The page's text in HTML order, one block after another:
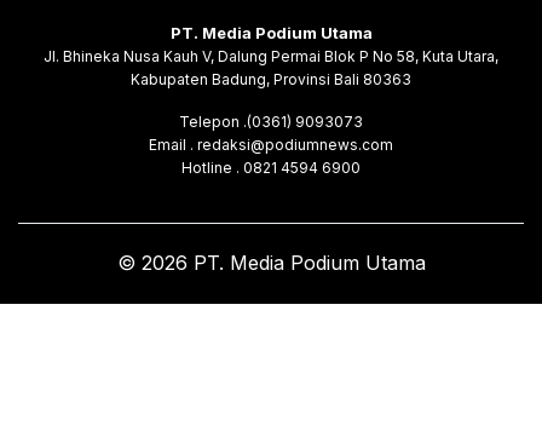
PT. Media Podium Utama
Jl. Bhineka Nusa Kauh V, Dalung Permai Blok P No 58, Kuta Utara,
Kabupaten Badung, Provinsi Bali 80363
Telepon .(0361) 9093073
Email . redaksi@podiumnews.com
Hotline . 0821 4594 6900
© 2026 PT. Media Podium Utama